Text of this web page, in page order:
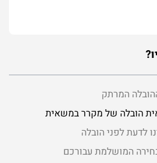
המרתק
הובלה של מקרר במשאית
לדעת לפני הובלה
המושלמת עבורכם